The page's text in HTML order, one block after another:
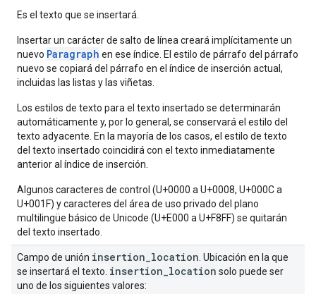
Es el texto que se insertará.
Insertar un carácter de salto de línea creará implícitamente un
nuevo Paragraph en ese índice. El estilo de párrafo del párrafo
nuevo se copiará del párrafo en el índice de inserción actual,
incluidas las listas y las viñetas.
Los estilos de texto para el texto insertado se determinarán
automáticamente y, por lo general, se conservará el estilo del
texto adyacente. En la mayoría de los casos, el estilo de texto
del texto insertado coincidirá con el texto inmediatamente
anterior al índice de inserción.
Algunos caracteres de control (U+0000 a U+0008, U+000C a
U+001F) y caracteres del área de uso privado del plano
multilingüe básico de Unicode (U+E000 a U+F8FF) se quitarán
del texto insertado.
Campo de unión insertion location . Ubicación en la que
se insertará el texto. insertion location solo puede ser
uno de los siguientes valores: